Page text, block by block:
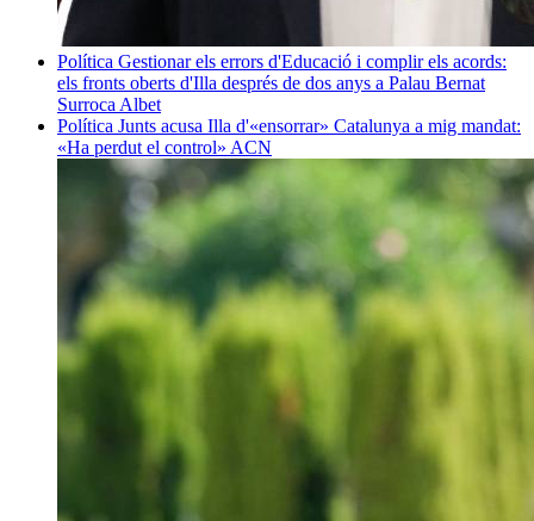
Política Gestionar els errors d'Educació i complir els acords:
els fronts oberts d'Illa després de dos anys a Palau Bernat
Surroca Albet
Política Junts acusa Illa d'«ensorrar» Catalunya a mig mandat:
«Ha perdut el control» ACN